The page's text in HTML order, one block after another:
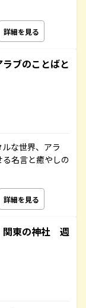
詳細を見る
ブのことばと
な世界、アラ
名言と癒やしの
詳細を見る
関東の神社 週